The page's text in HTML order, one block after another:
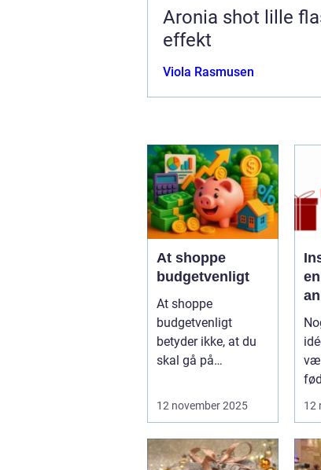
Aronia shot lille flaske, stor
effekt
Viola Rasmusen
At shoppe
budgetvenligt
At shoppe
budgetvenligt
betyder ikke, at du
skal gå på
kvalitet eller stil...
12 november 2025 12